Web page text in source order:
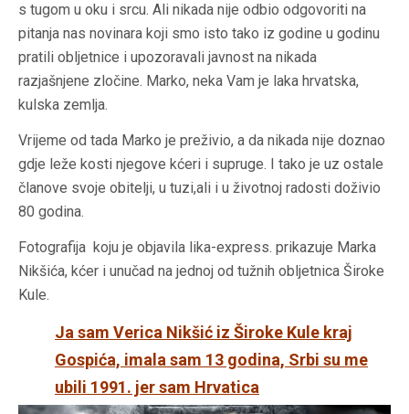
s tugom u oku i srcu. Ali nikada nije odbio odgovoriti na
pitanja nas novinara koji smo isto tako iz godine u godinu
pratili obljetnice i upozoravali javnost na nikada
razjašnjene zločine. Marko, neka Vam je laka hrvatska,
kulska zemlja.
Vrijeme od tada Marko je preživio, a da nikada nije doznao
gdje leže kosti njegove kćeri i supruge. I tako je uz ostale
članove svoje obitelji, u tuzi,ali i u životnoj radosti doživio
80 godina.
Fotografija koju je objavila lika-express. prikazuje Marka
Nikšića, kćer i unučad na jednoj od tužnih obljetnica Široke
Kule.
Ja sam Verica Nikšić iz Široke Kule kraj
Gospića, imala sam 13 godina, Srbi su me
ubili 1991. jer sam Hrvatica